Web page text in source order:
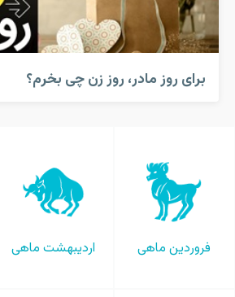
برای روز مادر، روز زن چی بخرم؟
فروردین ماهی اردیبهشت ماهی